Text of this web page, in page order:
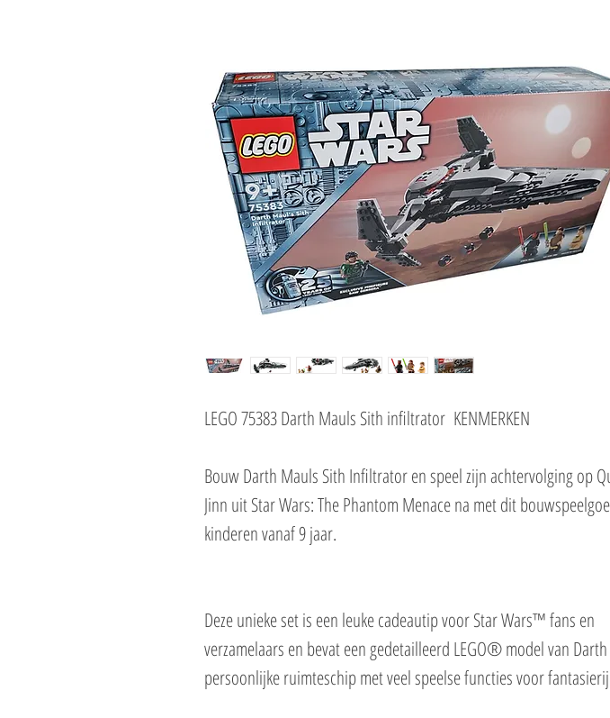
LEGO 75383 Darth Mauls Sith infiltrator KENMERKEN
Bouw Darth Mauls Sith Infiltrator en speel zijn achtervolging op
Jinn uit Star Wars: The Phantom Menace na met dit
kinderen vanaf 9 jaar.
Deze unieke set is een leuke cadeautip voor Star Wars™ fans en
verzamelaars en bevat een gedetailleerd LEGO® model van
persoonlijke ruimteschip met veel speelse functies voor